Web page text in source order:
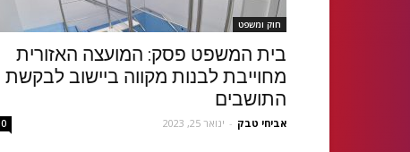
חוק ומשפט
בית המשפט פסק: המועצה האזורית
מחוייבת לבנות מקווה ביישוב לבקשת
התושבים
אביחי טבק - ינואר 25, 2023 0